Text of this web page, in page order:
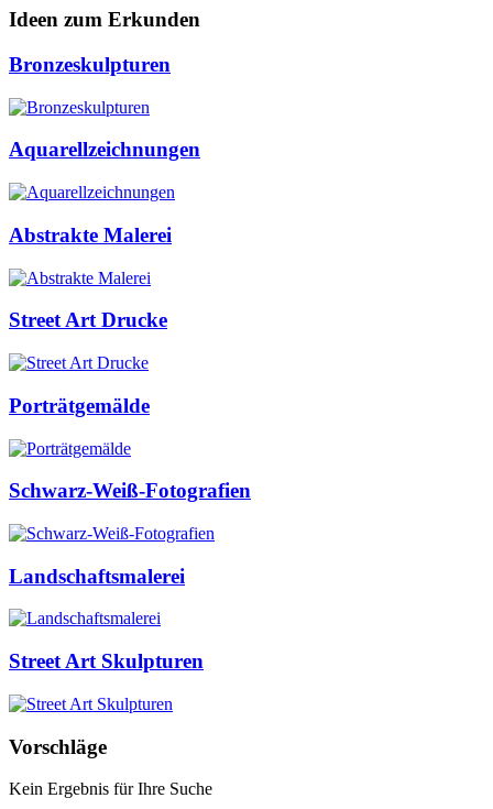
Ideen zum Erkunden
Bronzeskulpturen
Aquarellzeichnungen
Abstrakte Malerei
Street Art Drucke
Porträtgemälde
Schwarz-Weiß-Fotografien
Landschaftsmalerei
Street Art Skulpturen
Vorschläge
Kein Ergebnis für Ihre Suche